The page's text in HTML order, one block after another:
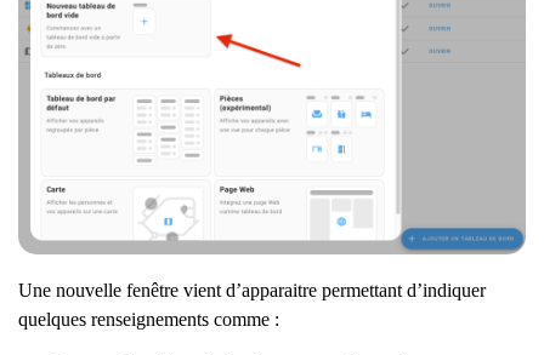
Une nouvelle fenêtre vient d’apparaitre permettant d’indiquer
quelques renseignements comme :